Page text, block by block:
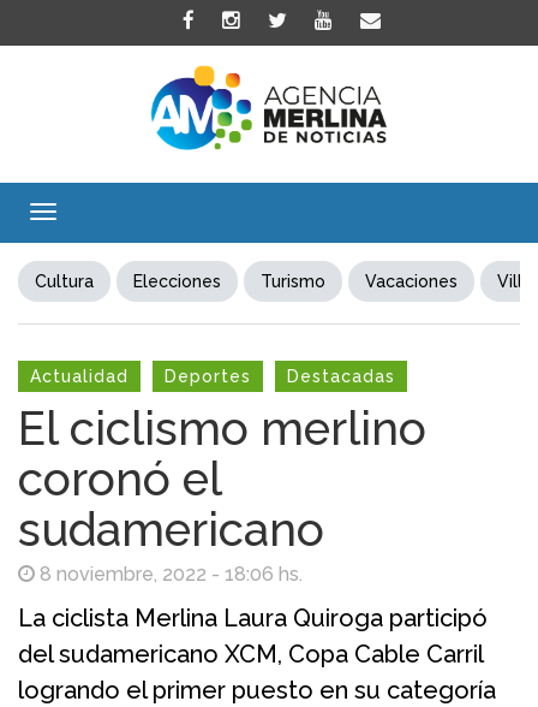
Toggle
Cultura Elecciones Turismo Vacaciones Villa
Actualidad Deportes Destacadas
El ciclismo merlino
coronó el
sudamericano
8 noviembre, 2022 - 18:06 hs.
La ciclista Merlina Laura Quiroga participó
del sudamericano XCM, Copa Cable Carril
logrando el primer puesto en su categoría